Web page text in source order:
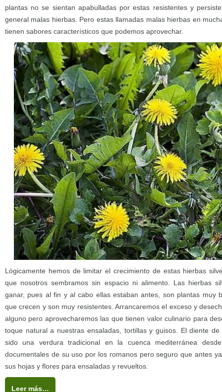
plantas no se sientan apabulladas por estas resistentes y
general malas hierbas. Pero estas llamadas malas hierbas en
tienen sabores característicos que podemos aprovechar.
Lógicamente hemos de limitar el crecimiento de estas hierbas
que nosotros sembramos sin espacio ni alimento. Las hierbas
ganar, pues al fin y al cabo ellas estaban antes, son plantas muy
que crecen y son muy resistentes. Arrancaremos el exceso y
alguno pero aprovecharemos las que tienen valor culinario para
toque natural a nuestras ensaladas, tortillas y guisos. El diente
sido una verdura tradicional en la cuenca mediterránea
documentales de su uso por los romanos pero seguro que antes
sus hojas y flores para ensaladas y revueltos.
Leer más…